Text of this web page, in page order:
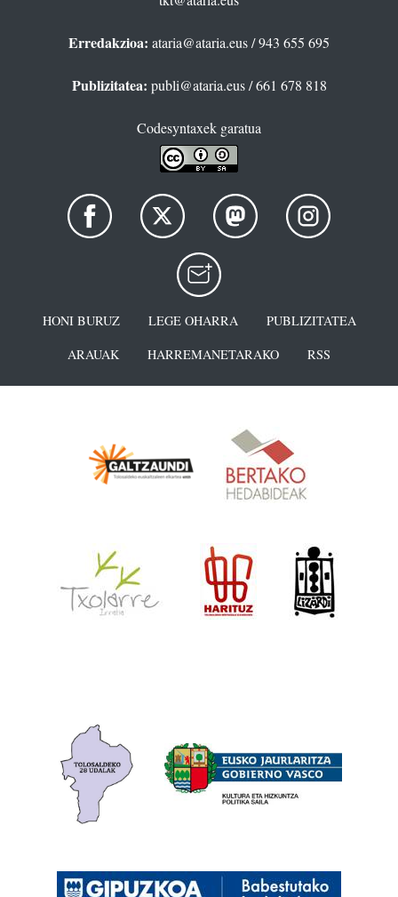
Erredakzioa: ataria@ataria.eus/ 943 655 695
Publizitatea: publi@ataria.eus/ 661 678 818
Codesyntaxek garatua
HONI BURUZ LEGE OHARRA
PUBLIZITATEA
ARAUAK
HARREMANETARAKO RSS